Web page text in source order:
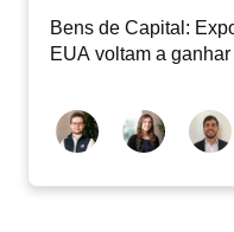
Bens de Capital:
EUA voltam a